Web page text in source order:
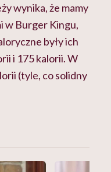
wynika, że mamy
w Burger Kingu,
były ich
i 175 kalorii. W
(tyle, co solidny